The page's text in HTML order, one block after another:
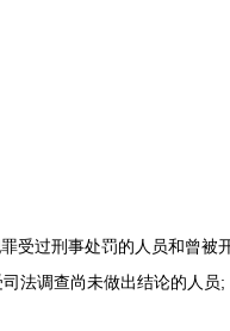
过刑事处罚的人员和曾被
法调查尚未做出结论的人员;